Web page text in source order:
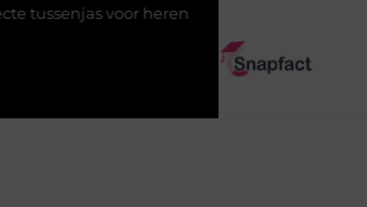
123theorie: Slim je theorie halen